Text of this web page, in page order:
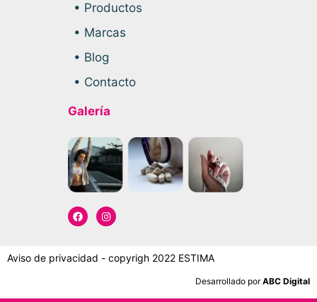
• Productos
• Marcas
• Blog
• Contacto
Galería
Aviso de privacidad - copyrigh 2022 ESTIMA
Desarrollado porABC Digital